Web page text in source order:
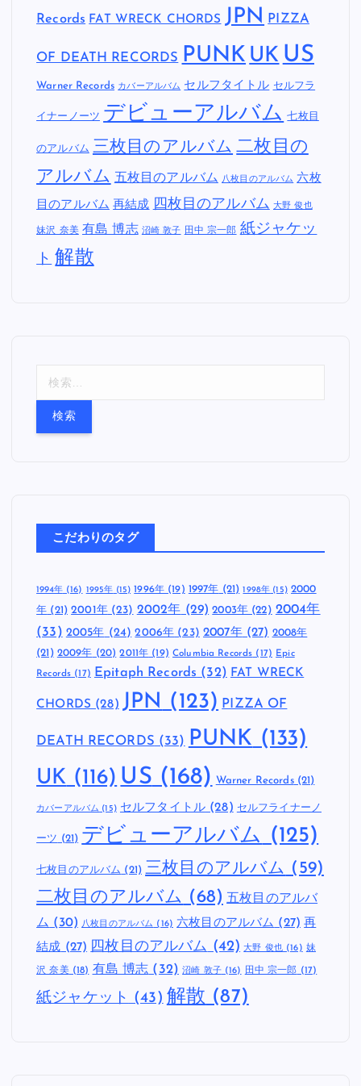
Records FAT WRECK CHORDS JPN PIZZA
OF DEATH RECORDS PUNK UK US
Warner Records カバーアルバム セルフタイトル セルフラ
イナーノーツ デビューアルバム 七枚目
のアルバム 三枚目のアルバム 二枚目の
アルバム 五枚目のアルバム 八枚目のアルバム 六枚
目のアルバム 再結成 四枚目のアルバム 大野 俊也
妹沢 奈美 有島 博志 沼崎 敦子 田中 宗一郎 紙ジャケッ
ト 解散
こだわりのタグ
1994年(16) 1995年 (15) 1996年(19) 1997年 (21) 1998年 (15) 2000
年 (21) 2001年(23) 2002年 (29) 2003年 (22) 2004年
(33) 2005年 (24) 2006年 (23) 2007年(27) 2008年
(21) 2009年 (20) 2011年 (19) Columbia Records (17) Epic
Records (17) Epitaph Records (32) FAT WRECK
CHORDS (28) JPN (123) PIZZA OF
DEATH RECORDS (33) PUNK (133)
UK (116) US (168) Warner Records(21)
カバーアルバム (15) セルフタイトル(28) セルフライナーノ
ーツ (21) デビューアルバム (125)
七枚目のアルバム (21) 三枚目のアルバム (59)
二枚目のアルバム (68) 五枚目のアルバ
ム (30) 八枚目のアルバム (16) 六枚目のアルバム (27) 再
結成 (27) 四枚目のアルバム (42) 大野 俊也(16) 妹
沢 奈美(18) 有島 博志 (32) 沼崎 敦子(16) 田中 宗一郎 (17)
紙ジャケット (43) 解散 (87)